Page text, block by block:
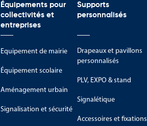
Équipements pour
collectivités et
entreprises
Equipement de mairie
Équipement scolaire
Aménagement urbain
Signalisation et sécurité
Supports
personnalisés
Drapeaux et pavillons
personnalisés
PLV, EXPO & stand
Signalétique
Accessoires et fixations